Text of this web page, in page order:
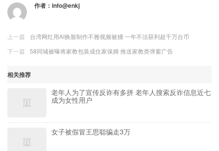
作者： info@enkj
上一篇
台湾网红用AI换脸制作不雅视频被捕 一年不法获利超千万台币
下一篇
58同城被曝将家教包装成住家保姆 推送家教类弹窗广告
相关推荐
老年人为了宣传反诈有多拼 老年人搜索反诈信息近七
成为女性用户
女子被假冒王思聪骗走3万